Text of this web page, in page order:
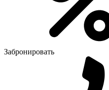
Забронировать